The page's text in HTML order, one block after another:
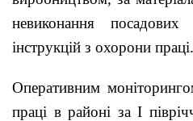
невиконання
інструкцій з охорони праці.
Оперативним
праці в районі за І